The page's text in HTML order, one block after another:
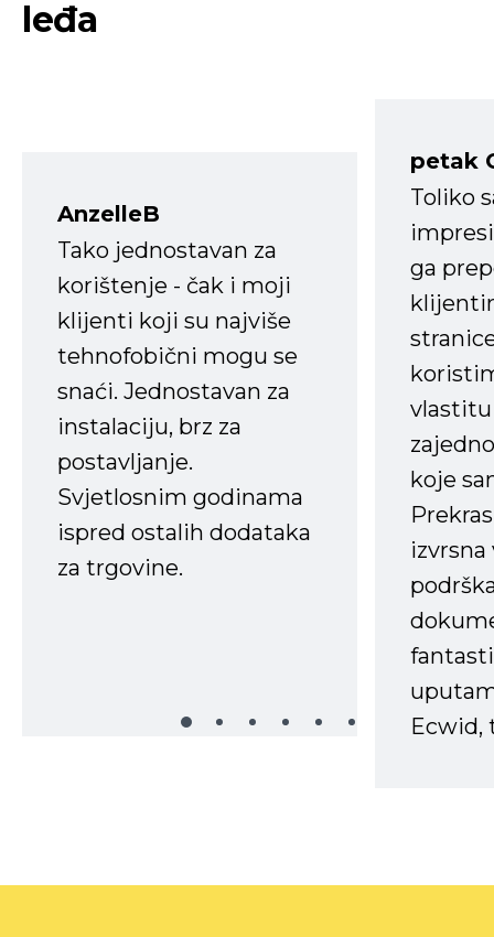
leđa
AnzelleB
Tako jednostavan za
korištenje - čak i moji
klijenti koji su najviše
tehnofobični mogu se
snaći. Jednostavan za
instalaciju, brz za
postavljanje.
Svjetlosnim godinama
ispred ostalih dodataka
za trgovine.
petak
Toliko
ga
koje
Ecwid,